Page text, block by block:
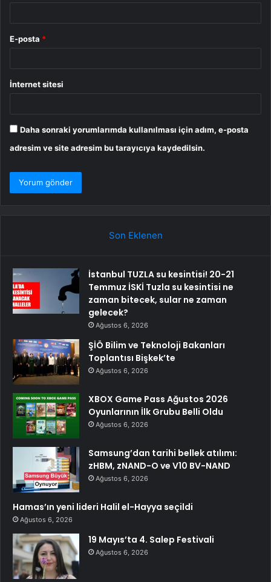
E-posta *
İnternet sitesi
Daha sonraki yorumlarımda kullanılması için adım, e-posta
adresim ve site adresim bu tarayıcıya kaydedilsin.
Son Eklenen
İstanbul TUZLA su kesintisi! 20-21
Temmuz İSKİ Tuzla su kesintisi ne
zaman bitecek, sular ne zaman
gelecek?
Ağustos 6, 2026
ŞİÖ Bilim ve Teknoloji Bakanları
Toplantısı Bişkek’te
Ağustos 6, 2026
XBOX Game Pass Ağustos 2026
Oyunlarının İlk Grubu Belli Oldu
Ağustos 6, 2026
Samsung’dan tarihi bellek atılımı:
zHBM, zNAND-O ve V10 BV-NAND
Ağustos 6, 2026
Hamas’ın yeni lideri Halil el-Hayya seçildi
Ağustos 6, 2026
19 Mayıs’ta 4. Salep Festivali
Ağustos 6, 2026